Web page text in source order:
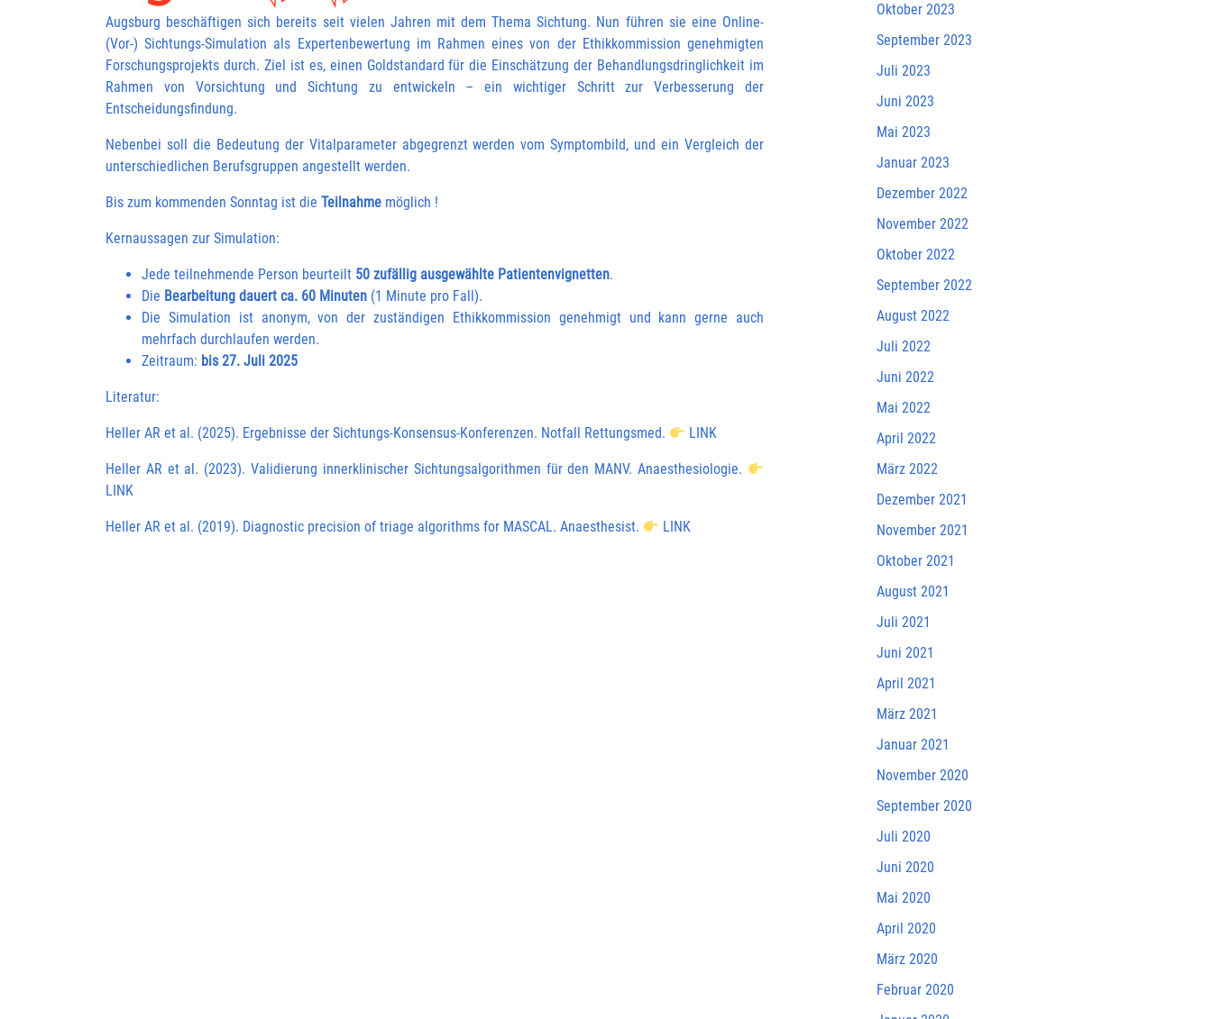
Augsburg beschäftigen sich bereits seit vielen Jahren mit dem Thema Sichtung. Nun führen sie eine Online-
(Vor-) Sichtungs-Simulation als Expertenbewertung im Rahmen eines von der Ethikkommission genehmigten
Forschungsprojekts durch. Ziel ist es, einen Goldstandard für die Einschätzung der Behandlungsdringlichkeit im
Rahmen von Vorsichtung und Sichtung zu entwickeln – ein wichtiger Schritt zur Verbesserung der
Entscheidungsfindung.
Nebenbei soll die Bedeutung der Vitalparameter abgegrenzt werden vom Symptombild, und ein Vergleich der
unterschiedlichen Berufsgruppen angestellt werden.
Bis zum kommenden Sonntag ist die Teilnahme möglich !
Kernaussagen zur Simulation:
Jede teilnehmende Person beurteilt 50 zufällig ausgewählte Patientenvignetten.
Die Bearbeitung dauert ca. 60 Minuten (1 Minute pro Fall).
Die Simulation ist anonym, von der zuständigen Ethikkommission genehmigt und kann gerne auch
mehrfach durchlaufen werden.
Zeitraum: bis 27. Juli 2025
Literatur:
Heller AR et al. (2025). Ergebnisse der Sichtungs-Konsensus-Konferenzen. Notfall Rettungsmed. LINK
Heller AR et al. (2023). Validierung innerklinischer Sichtungsalgorithmen für den MANV. Anaesthesiologie.
LINK
Heller AR et al. (2019). Diagnostic precision of triage algorithms for MASCAL. Anaesthesist. LINK
Oktober 2023
September 2023
Juli 2023
Juni 2023
Mai 2023
Januar 2023
Dezember 2022
November 2022
Oktober 2022
September 2022
August 2022
Juli 2022
Juni 2022
Mai 2022
April 2022
März 2022
Dezember 2021
November 2021
Oktober 2021
August 2021
Juli 2021
Juni 2021
April 2021
März 2021
Januar 2021
November 2020
September 2020
Juli 2020
Juni 2020
Mai 2020
April 2020
März 2020
Februar 2020